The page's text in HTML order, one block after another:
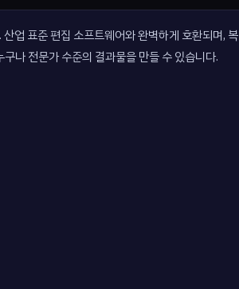
표준 편집 소프트웨어와 완벽하게 호환되며, 복
나 전문가 수준의 결과물을 만들 수 있습니다.